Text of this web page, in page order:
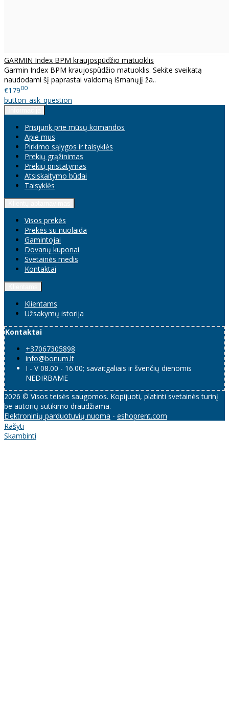
GARMIN Index BPM kraujospūdžio matuoklis
Garmin Index BPM kraujospūdžio matuoklis. Sekite sveikatą
naudodami šį paprastai valdomą išmanųjį ža..
€17900
button_ask_question
Prisijunk prie mūsų komandos
Apie mus
Pirkimo sąlygos ir taisyklės
Prekių grąžinimas
Prekių pristatymas
Atsiskaitymo būdai
Taisyklės
Visos prekės
Prekės su nuolaida
Gamintojai
Dovanų kuponai
Svetainės medis
Kontaktai
Klientams
Užsakymų istorija
Kontaktai
+37067305898
info@bonum.lt
I - V 08.00 - 16.00; savaitgaliais ir švenčių dienomis
NEDIRBAME
2026 © Visos teisės saugomos. Kopijuoti, platinti svetainės turinį
be autorių sutikimo draudžiama.
Elektroninių parduotuvių nuoma - eshoprent.com
Rašyti
Skambinti